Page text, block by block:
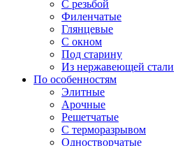
С резьбой
Филенчатые
Глянцевые
С окном
Под старину
Из нержавеющей стали
По особенностям
Элитные
Арочные
Решетчатые
С терморазрывом
Одностворчатые